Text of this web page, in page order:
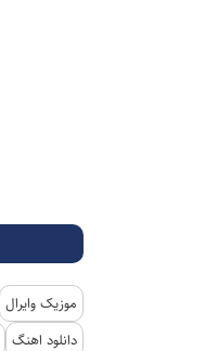
موزیک وایرال
دانلود اهنگ